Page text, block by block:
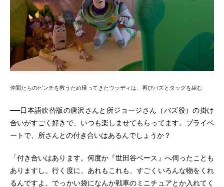
仲間たちのピンチを救うため帰ってきたウッディは、再びバズとタッグを組む
──日本語吹替版の唐沢さんと所ジョージさん（バズ役）の掛け
合いがすごく好きで、いつも楽しませてもらってます。プライベ
ートで、所さんとの付き合いはあるんでしょうか？
「付き合いはあります。何度か『世田谷ベース』へ伺ったことも
ありますし。行く度に、あれもこれも、すごくいろんな物をくれ
るんですよ。でっかい袋になんか戦車のミニチュアとか入れてく